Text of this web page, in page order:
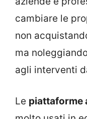
cambiare le
non
ma
agli interventi
Le piattaforme